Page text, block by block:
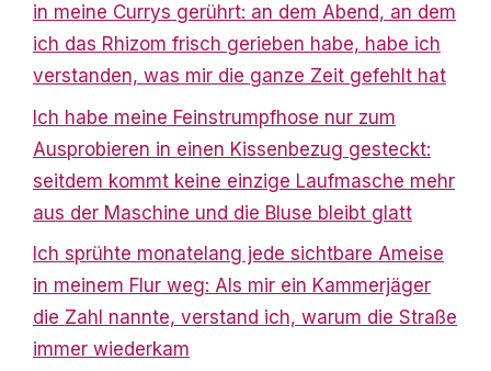
in meine Currys gerührt: an dem Abend, an dem
ich das Rhizom frisch gerieben habe, habe ich
verstanden, was mir die ganze Zeit gefehlt hat
Ich habe meine Feinstrumpfhose nur zum
Ausprobieren in einen Kissenbezug gesteckt:
seitdem kommt keine einzige Laufmasche mehr
aus der Maschine und die Bluse bleibt glatt
Ich sprühte monatelang jede sichtbare Ameise
in meinem Flur weg: Als mir ein Kammerjäger
die Zahl nannte, verstand ich, warum die Straße
immer wiederkam